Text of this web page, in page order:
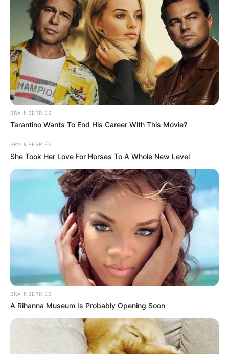
BRAINBERRIES
Tarantino Wants To End His Career With This Movie?
BRAINBERRIES
She Took Her Love For Horses To A Whole New Level
BRAINBERRIES
A Rihanna Museum Is Probably Opening Soon